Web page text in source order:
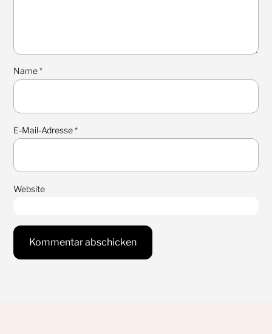
Name*
E-Mail-Adresse*
Website